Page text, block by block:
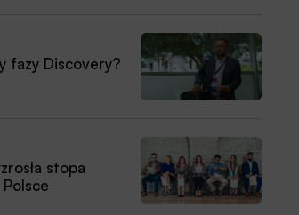
fazy Discovery?
stopa
Polsce